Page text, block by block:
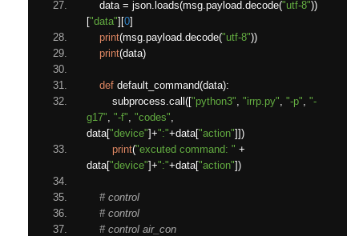
    data
= json loads(msg payload decode("utf-8"))
["data"][0]
print(msg payload decode("utf-8"))
print(data)
def default_command(data):
        subprocess
call(["python3" "irrp.py" "-p" "-
g17" "-f" "codes"
data["device"]+":"+data["action"]])
print("excuted command: " +
data["device"]+":"+data["action"])
# control
# control
# control air_con